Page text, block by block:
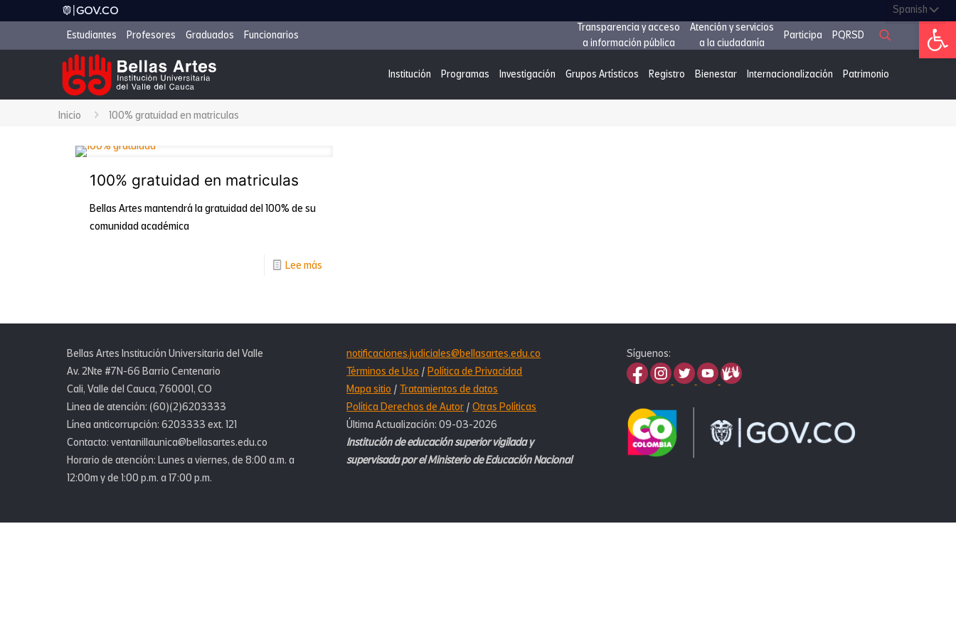
Abrir
Estudiantes Profesores Graduados Funcionarios
Transparencia y acceso
a información pública
Atención y servicios
a la ciudadanía
Participa PQRSD
Institución Programas Investigación Grupos Artísticos Registro Bienestar Internacionalización Patrimonio
Inicio 100% gratuidad en matriculas
100% gratuidad en matriculas
Bellas Artes mantendrá la gratuidad del 100% de su
comunidad académica
Lee más-
matriculas
Bellas Artes Institución Universitaria del Valle
Av. 2Nte #7N-66 Barrio Centenario
Cali, Valle del Cauca, 760001, CO
Linea de atención: (60)(2)6203333
Línea anticorrupción: 6203333 ext. 121
Contacto: ventanillaunica@bellasartes.edu.co
Horario de atención: Lunes a viernes, de 8:00 a.m. a
12:00m y de 1:00 p.m. a 17:00 p.m.
notificaciones.judiciales@bellasartes.edu.co
Términos de Uso /Política de Privacidad
Mapa sitio /Tratamientos de datos
Política Derechos de Autor /Otras Políticas
Última Actualización: 09-03-2026
Institución de educación superior vigilada y
supervisada por el Ministerio de Educación Nacional
Síguenos: